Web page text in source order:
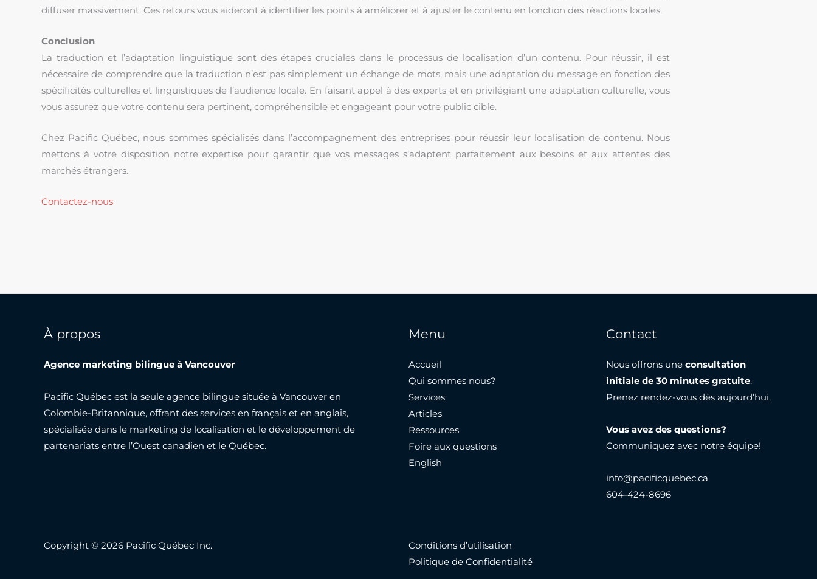
diffuser massivement. Ces retours vous aideront à identifier les points à améliorer et à ajuster le contenu en fonction des réactions locales.
Conclusion
La traduction et l’adaptation linguistique sont des étapes cruciales dans le processus de localisation d’un contenu. Pour réussir, il est
nécessaire de comprendre que la traduction n’est pas simplement un échange de mots, mais une adaptation du message en fonction des
spécificités culturelles et linguistiques de l’audience locale. En faisant appel à des experts et en privilégiant une adaptation culturelle, vous
vous assurez que votre contenu sera pertinent, compréhensible et engageant pour votre public cible.
Chez Pacific Québec, nous sommes spécialisés dans l’accompagnement des entreprises pour réussir leur localisation de contenu. Nous
mettons à votre disposition notre expertise pour garantir que vos messages s’adaptent parfaitement aux besoins et aux attentes des
marchés étrangers.
Contactez-nous
À propos
Agence marketing bilingue à Vancouver
Pacific Québec est la seule agence bilingue située à Vancouver en
Colombie-Britannique, offrant des services en français et en anglais,
spécialisée dans le marketing de localisation et le développement de
partenariats entre l’Ouest canadien et le Québec.
Menu
Accueil
Qui sommes nous?
Services
Articles
Ressources
Foire aux questions
English
Contact
Nous offrons une consultation
initiale de 30 minutes gratuite.
Prenez rendez-vous dès aujourd’hui.
Vous avez des questions?
Communiquez avec notre équipe!
info@pacificquebec.ca
604-424-8696
Copyright © 2026 Pacific Québec Inc.
Conditions d’utilisation
Politique de Confidentialité